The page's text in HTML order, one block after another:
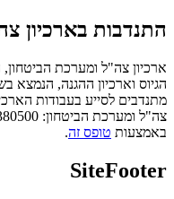
התנדבות בארכיון
​ארכיון צה"ל ומערכת
הגיוס וארכיון ההגנה,
מתנדבים לסייע בעבודות
באמצעות טופס זה.
SiteFooter